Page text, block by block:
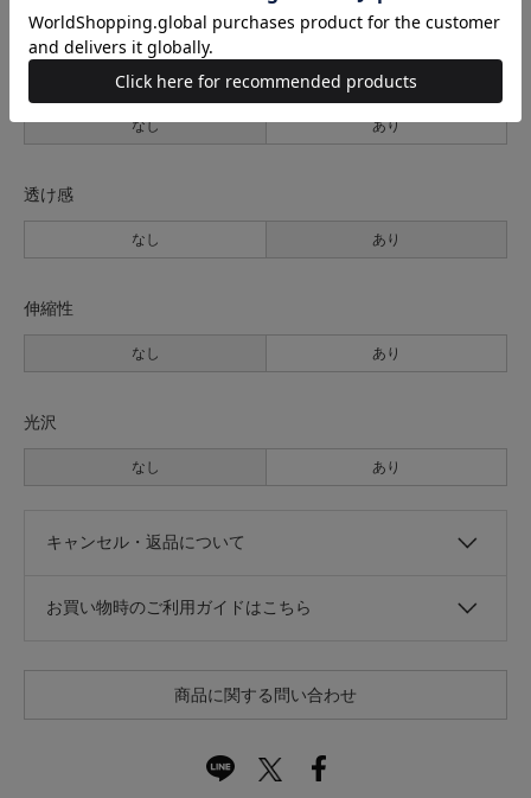
なし あり
透け感
なし あり
伸縮性
なし あり
光沢
なし あり
キャンセル・返品について
お買い物時のご利用ガイドはこちら
商品に関する問い合わせ